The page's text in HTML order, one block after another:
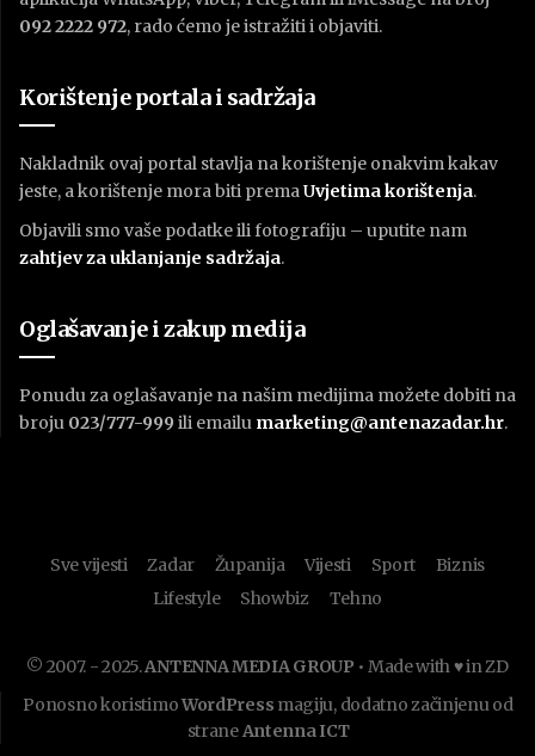
092 2222 972, rado ćemo je istražiti i objaviti.
Korištenje portala i sadržaja
Nakladnik ovaj portal stavlja na korištenje onakvim kakav
jeste, a korištenje mora biti premaUvjetima korištenja.
Objavili smo vaše podatke ili fotografiju – uputite nam
zahtjev za uklanjanje sadržaja.
Oglašavanje i zakup medija
Ponudu za oglašavanje na našim medijima možete dobiti na
broju 023/777-999 ili emailu marketing@antenazadar.hr.
Sve vijesti Zadar Županija Vijesti Sport
Biznis
Lifestyle
Showbiz Tehno
© 2007. - 2025.ANTENNA MEDIA GROUP • Made with ♥ in ZD
Ponosno koristimoWordPress magiju, dodatno začinjenu od
straneAntenna ICT